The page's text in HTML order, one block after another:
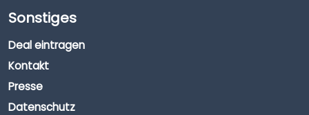
Sonstiges
Deal eintragen
Kontakt
Presse
Datenschutz